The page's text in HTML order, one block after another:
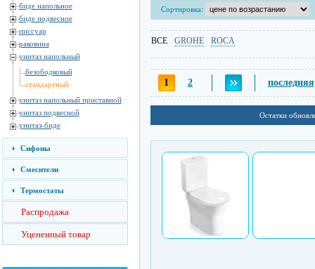
биде напольное
биде подвесное
писсуар
раковина
унитаз напольный
безободковый
стандартный
унитаз напольный приставной
унитаз подвесной
унитаз-биде
Сифоны
Смесители
Термостаты
Распродажа
Уцененный товар
Сортировка:
ВСЕ GROHE ROCA
1 2 последняя
Остатки